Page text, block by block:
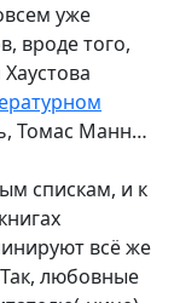
уже
вроде того,
Томас Манн…
спискам, и к
всё же
любовные